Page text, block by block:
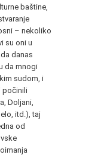
baštine,
– nekoliko
su oni u
danas
da mnogi
sudom, i
počinili
Doljani,
itd.), taj
od